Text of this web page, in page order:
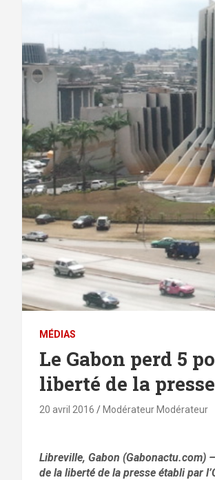
MÉDIAS
Le Gabon perd 5
liberté de la
20 avril 2016 Modérateur Modérateur
Libreville, Gabon (Gabonactu.com)
de la liberté de la presse établi par